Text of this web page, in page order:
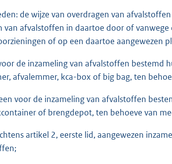
de wijze van overdragen van
van afvalstoffen in daartoe door of
of op een daartoe aangewezen
de inzameling van afvalstoffen bestemd
afvalemmer, kca-box of big bag, ten
voor de inzameling van afvalstoffen
of brengdepot, ten behoeve van
artikel 2, eerste lid, aangewezen